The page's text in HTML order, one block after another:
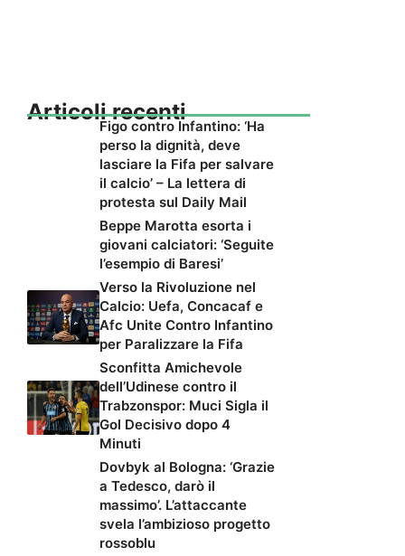
Articoli recenti
Figo contro Infantino: ‘Ha
perso la dignità, deve
lasciare la Fifa per salvare
il calcio’ – La lettera di
protesta sul Daily Mail
Beppe Marotta esorta i
giovani calciatori: ‘Seguite
l’esempio di Baresi’
Verso la Rivoluzione nel
Calcio: Uefa, Concacaf e
Afc Unite Contro Infantino
per Paralizzare la Fifa
Sconfitta Amichevole
dell’Udinese contro il
Trabzonspor: Muci Sigla il
Gol Decisivo dopo 4
Minuti
Dovbyk al Bologna: ‘Grazie
a Tedesco, darò il
massimo’. L’attaccante
svela l’ambizioso progetto
rossoblu